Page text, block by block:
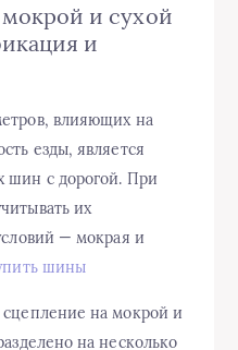
и сухой
и
влияющих на
езды, является
шин с дорогой. При
их
— мокрая и
шины
на мокрой и
на несколько